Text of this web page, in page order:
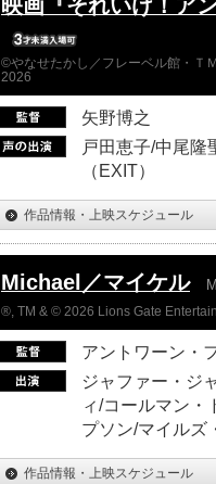
映画『それいけ！ア
©やなせたかし／フレーベル館・Ｔ
2026
矢野博之
戸田恵子/中尾隆
（EXIT）
作品情報・上映スケジュール
Michael／マイケル
®, TM & © 2026 Lions Gate
アントワーン・
ジャファー・ジ
ィ/コールマン・
プソン/マイルズ
作品情報・上映スケジュール